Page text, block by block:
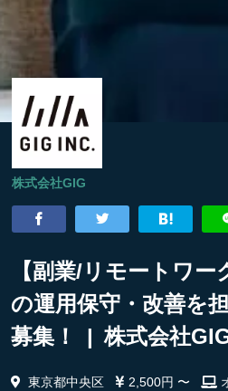
株式会社GIG
【副業/リモートワ
の運用保守・改善を
募集！ | 株式会社
東京都中央区 2,500円 〜